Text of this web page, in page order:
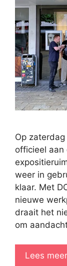
Op zaterdag
officieel aan
weer in
klaar. Met
nieuwe
draait het
om
Lees meer